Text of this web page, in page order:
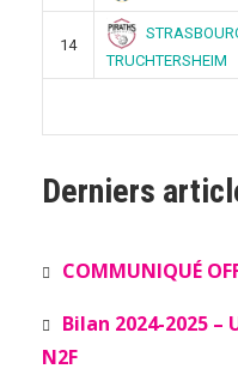
14
TRUCHTERSHEIM
Derniers
COMMUNIQUÉ
Bilan 2024-2025 –
N2F